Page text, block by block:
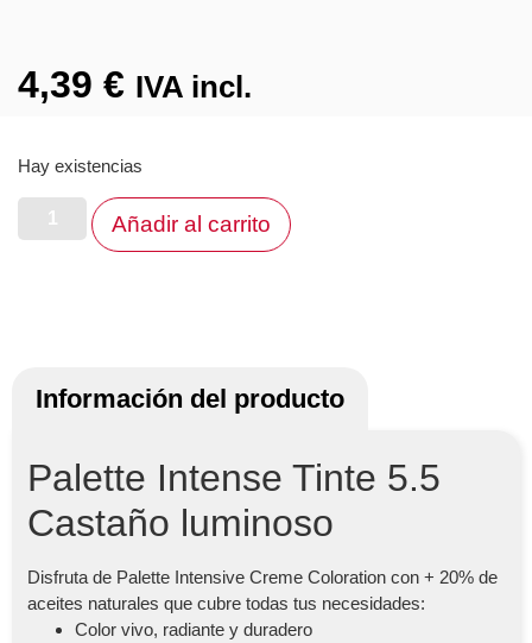
4,39 € IVA incl.
Hay existencias
Añadir al carrito
Información del producto
Palette Intense Tinte 5.5
Castaño luminoso
Disfruta de Palette Intensive Creme Coloration con + 20% de
aceites naturales que cubre todas tus necesidades:
Color vivo, radiante y duradero